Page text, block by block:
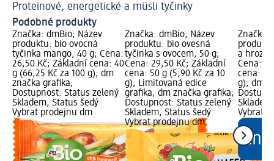
Proteinové, energetické a müsli tyčinky
Podobné produkty
Značka: dmBio; Název
produktu: bio ovocná
tyčinka mango, 40 g; Cena:
26,50 Kč; Základní cena: 40
g (66,25 Kč za 100 g); dm
značka grafika;
Dostupnost: Status zelený
Skladem, Status šedý
Vybrat prodejnu dm
Značka: dmBio; Název
produktu: bio ovesná
tyčinka s ovocem, 50 g;
Cena: 29,50 Kč; Základní
cena: 50 g (5,90 Kč za 10
g); Limitovaná edice
grafika, dm značka grafika;
Dostupnost: Status zelený
Skladem, Status šedý
Vybrat prodejnu dm
Značka:
a
Cena:
cena: 25
g); dm
Vybrat